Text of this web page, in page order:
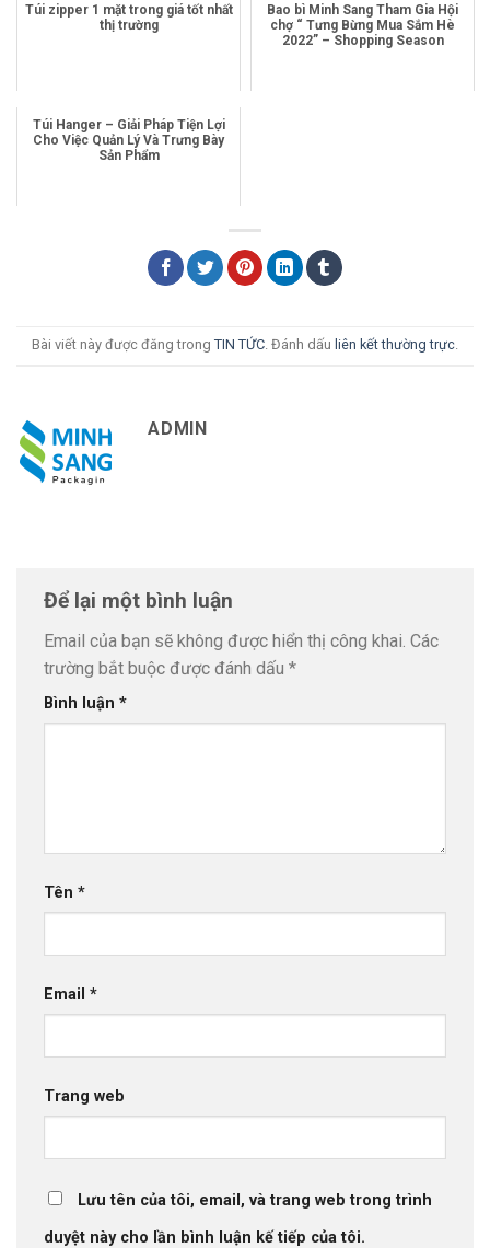
Túi zipper 1 mặt trong giá tốt nhất
thị trường
Bao bì Minh Sang Tham Gia Hội
chợ “ Tưng Bừng Mua Sắm Hè
2022” – Shopping Season
Túi Hanger – Giải Pháp Tiện Lợi
Cho Việc Quản Lý Và Trưng Bày
Sản Phẩm
Bài viết này được đăng trong TIN TỨC. Đánh dấu liên kết thường trực.
ADMIN
Để lại một bình luận
Email của bạn sẽ không được hiển thị công khai. Các
trường bắt buộc được đánh dấu *
Bình luận *
Tên *
Email *
Trang web
Lưu tên của tôi, email, và trang web trong trình
duyệt này cho lần bình luận kế tiếp của tôi.